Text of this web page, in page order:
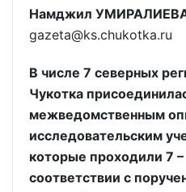
Намджил
gazeta@ks.chukotka.ru
В числе 7 северных
Чукотка
межведомственным
исследовательским
которые проходили 7 –
соответствии с